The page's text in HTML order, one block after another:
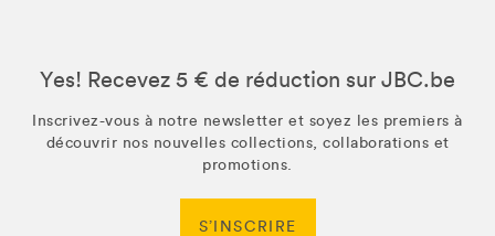
Yes! Recevez 5 € de réduction sur JBC.be
Inscrivez-vous à notre newsletter et soyez les premiers à
découvrir nos nouvelles collections, collaborations et
promotions.
S’INSCRIRE